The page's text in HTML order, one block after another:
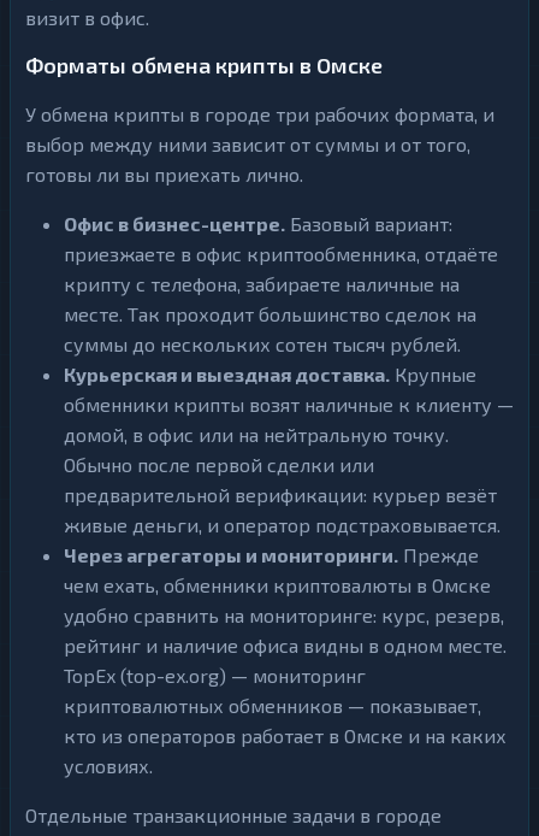
визит в офис.
Форматы обмена крипты в Омске
У обмена крипты в городе три рабочих формата, и
выбор между ними зависит от суммы и от того,
готовы ли вы приехать лично.
Офис в бизнес-центре. Базовый вариант:
приезжаете в офис криптообменника, отдаёте
крипту с телефона, забираете наличные на
месте. Так проходит большинство сделок на
суммы до нескольких сотен тысяч рублей.
Курьерская и выездная доставка. Крупные
обменники крипты возят наличные к клиенту —
домой, в офис или на нейтральную точку.
Обычно после первой сделки или
предварительной верификации: курьер везёт
живые деньги, и оператор подстраховывается.
Через агрегаторы и мониторинги. Прежде
чем ехать, обменники криптовалюты в Омске
удобно сравнить на мониторинге: курс, резерв,
рейтинг и наличие офиса видны в одном месте.
TopEx (top-ex.org) — мониторинг
криптовалютных обменников — показывает,
кто из операторов работает в Омске и на каких
условиях.
Отдельные транзакционные задачи в городе